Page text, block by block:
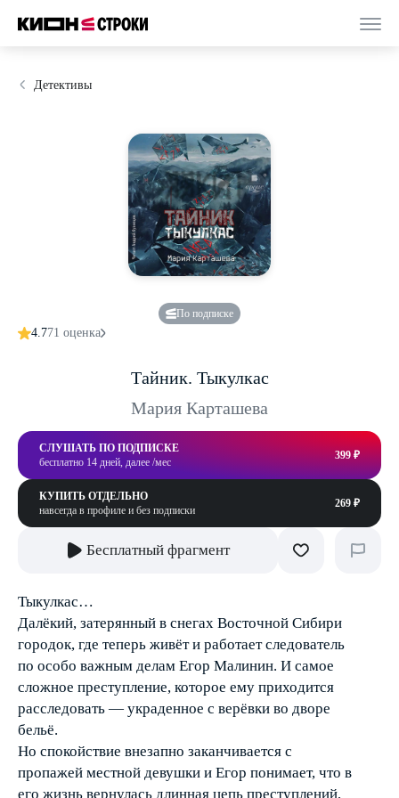
Детективы
По подписке
4.771 оценка
Тайник. Тыкулкас
Мария Карташева
СЛУШАТЬ ПО ПОДПИСКЕ
бесплатно 14 дней, далее /мес
399 ₽
КУПИТЬ ОТДЕЛЬНО
навсегда в профиле и без подписки
269 ₽
Бесплатный фрагмент
Тыкулкас…
Далёкий, затерянный в снегах Восточной Сибири
городок, где теперь живёт и работает следователь
по особо важным делам Егор Малинин. И самое
сложное преступление, которое ему приходится
расследовать — украденное с верёвки во дворе
бельё.
Но спокойствие внезапно заканчивается с
пропажей местной девушки и Егор понимает, что в
его жизнь вернулась длинная цепь преступлений,